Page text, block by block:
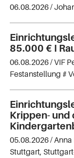
06.08.2026 /
85.000 € I
06.08.2026 /VIF
Festanstellung #
Krippen- und
05.08.2026 /
Stuttgart,